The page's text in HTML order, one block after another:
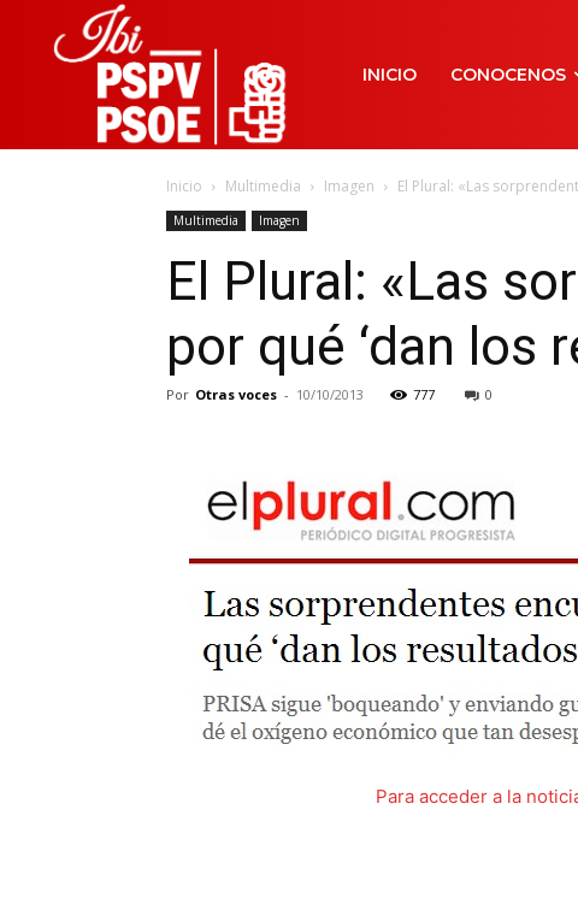
INICIO CONOCENOS
Inicio Multimedia Imagen El Plural: «Las
Multimedia Imagen
El Plural: «Las
por qué ‘dan los
Por Otras voces - 10/10/2013 777 0
Para acceder a la